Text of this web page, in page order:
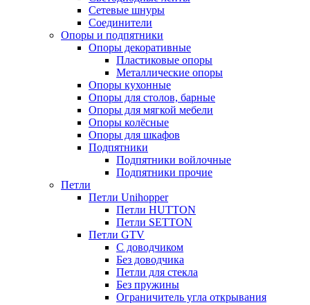
Сетевые шнуры
Соединители
Опоры и подпятники
Опоры декоративные
Пластиковые опоры
Металлические опоры
Опоры кухонные
Опоры для столов, барные
Опоры для мягкой мебели
Опоры колёсные
Опоры для шкафов
Подпятники
Подпятники войлочные
Подпятники прочие
Петли
Петли Unihopper
Петли HUTTON
Петли SETTON
Петли GTV
С доводчиком
Без доводчика
Петли для стекла
Без пружины
Ограничитель угла открывания